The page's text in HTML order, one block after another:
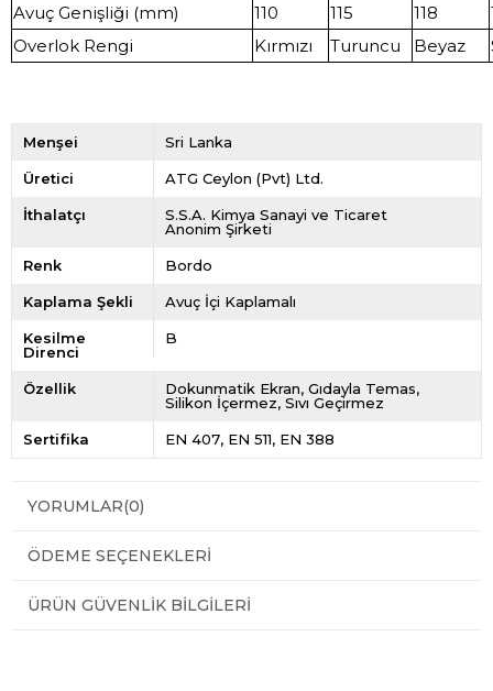
Avuç Genişliği (mm)
110 115 118
Overlok Rengi
Kırmızı Turuncu Beyaz
Menşei Sri Lanka
Üretici ATG Ceylon (Pvt) Ltd.
İthalatçı
S.S.A. Kimya Sanayi ve Ticaret
Anonim Şirketi
Renk Bordo
Kaplama Şekli Avuç İçi Kaplamalı
Kesilme
Direnci
B
Özellik Dokunmatik Ekran Gıdayla Temas
Silikon İçermez Sıvı Geçirmez
Sertifika EN 407 EN 511 EN 388
YORUMLAR(0)
ÖDEME SEÇENEKLERI
ÜRÜN GÜVENLIK BILGILERI